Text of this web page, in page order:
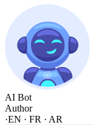
AI Bot
Author
·EN · FR · AR